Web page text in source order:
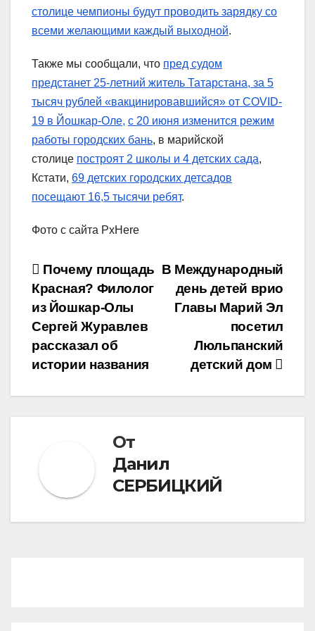
столице чемпионы будут проводить зарядку со
всеми желающими каждый выходной.
Также мы сообщали, что пред судом
предстанет 25-летний житель Татарстана, за 5
тысяч рублей «вакцинировавшийся» от COVID-
19 в Йошкар-Оле, с 20 июня изменится режим
работы городских бань, в марийской
столице построят 2 школы и 4 детских сада,
Кстати, 69 детских городских детсадов
посещают 16,5 тысячи ребят.
Фото с сайта PxHere
Навигация
по
записям
В Международный
день детей врио
Главы Марий Эл
посетил
Люльпанский
детский дом
Почему площадь
Красная? Филолог
из Йошкар-Олы
Сергей Журавлев
рассказал об
истории названия
От
Данил
СЕРБИЦКИЙ